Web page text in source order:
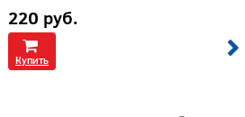
220 руб.
Купить